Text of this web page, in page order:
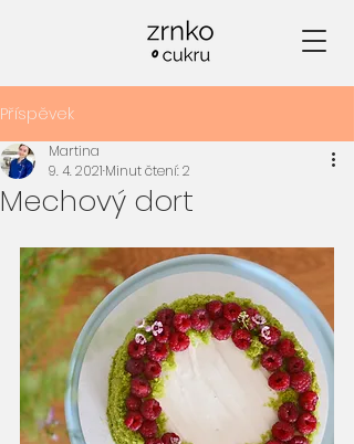
Příspěvek
Mechový dort
Martina
9. 4. 2021 Minut čtení: 2